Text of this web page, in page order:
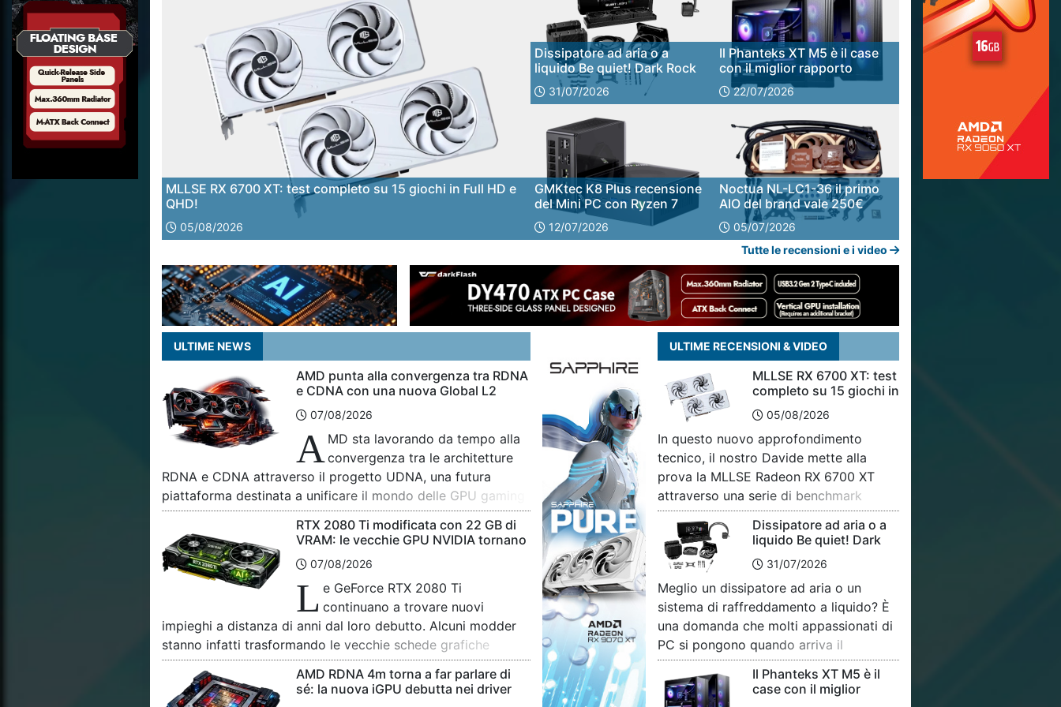
MLLSE RX 6700 XT: test completo su 15 giochi in Full HD e
QHD!
05/08/2026
Dissipatore ad aria o a
liquido Be quiet! Dark Rock
Pro 6 e Silent Loop 3 360 a
confronto!
31/07/2026
Il Phanteks XT M5 è il case
con il miglior rapporto
qualitàprezzo del 2026
22/07/2026
GMKtec K8 Plus recensione
del Mini PC con Ryzen 7
8845HS, Radeon 780M e
OCuLink
12/07/2026
Noctua NL-LC1-36 il primo
AIO del brand vale 250€
Test, prestazioni e
rumorosità!
05/07/2026
Tutte le recensioni e i video
ULTIME NEWS
AMD punta alla convergenza tra RDNA
e CDNA con una nuova Global L2
07/08/2026
A MD sta lavorando da tempo alla
convergenza tra le architetture
RDNA e CDNA attraverso il progetto UDNA, una futura
piattaforma destinata a unificare il mondo delle GPU gaming
Radeon con quello degli acceleratori dedicati al calcolo ad
alte prestazioni e all’intelligenza artificiale. Fino a oggi
questa unificazione era rimasta principalmente una strategia
di lungo periodo, […]
RTX 2080 Ti modificata con 22 GB di
VRAM: le vecchie GPU NVIDIA tornano
protagoniste dell’AI
07/08/2026
L e GeForce RTX 2080 Ti
continuano a trovare nuovi
impieghi a distanza di anni dal loro debutto. Alcuni modder
stanno infatti trasformando le vecchie schede grafiche
NVIDIA, originariamente equipaggiate con 11 GB di VRAM, in
acceleratori dotati di ben 22 GB di memoria. Un venditore
con sede a Hong Kong propone attualmente su eBay queste
AMD RDNA 4m torna a far parlare di
sé: la nuova iGPU debutta nei driver
Mesa 26.3
ULTIME RECENSIONI & VIDEO
MLLSE RX 6700 XT: test
completo su 15 giochi in
Full HD e QHD!
05/08/2026
In questo nuovo approfondimento
tecnico, il nostro Davide mette alla
prova la MLLSE Radeon RX 6700 XT
attraverso una serie di benchmark
eseguiti su ben 15 videogiochi,
analizzandone le prestazioni sia in Full
HD (1080p) che in QHD (1440p). Per
offrire un quadro il più possibile
completo, la scheda video viene
confrontata direttamente con alcune
[…]
Dissipatore ad aria o a
liquido Be quiet! Dark
Rock Pro 6 e Silent Loop
3 360 a confronto!
31/07/2026
Meglio un dissipatore ad aria o un
sistema di raffreddamento a liquido? È
una domanda che molti appassionati di
PC si pongono quando arriva il
momento di assemblare o aggiornare la
propria configurazione. In questo
approfondimento mettiamo a confronto
Il Phanteks XT M5 è il
case con il miglior
rapporto qualitàprezzo